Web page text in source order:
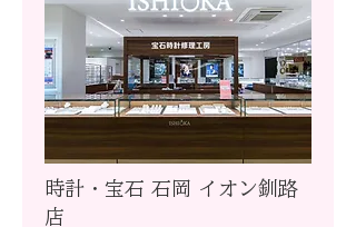
時計・宝石 石岡 イオン釧路
店